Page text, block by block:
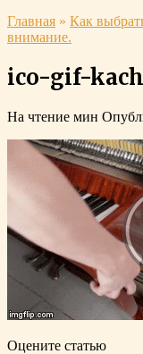
Главная » Как
внимание.
ico-gif-
На чтение мин
Оцените статью